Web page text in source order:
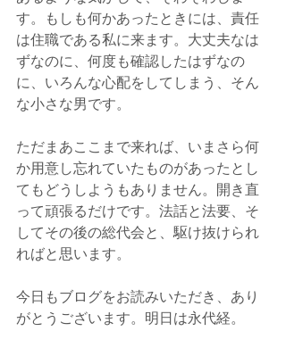
す。もしも何かあったときには、責任
は住職である私に来ます。大丈夫なは
ずなのに、何度も確認したはずなの
に、いろんな心配をしてしまう、そん
な小さな男です。
ただまあここまで来れば、いまさら何
か用意し忘れていたものがあったとし
てもどうしようもありません。開き直
って頑張るだけです。法話と法要、そ
してその後の総代会と、駆け抜けられ
ればと思います。
今日もブログをお読みいただき、あり
がとうございます。明日は永代経。